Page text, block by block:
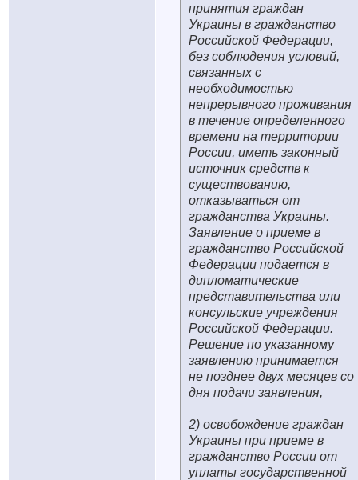
принятия граждан
Украины в гражданство
Российской Федерации,
без соблюдения условий,
связанных с
необходимостью
непрерывного проживания
в течение определенного
времени на территории
России, иметь законный
источник средств к
существованию,
отказываться от
гражданства Украины.
Заявление о приеме в
гражданство Российской
Федерации подается в
дипломатические
представительства или
консульские учреждения
Российской Федерации.
Решение по указанному
заявлению принимается
не позднее двух месяцев со
дня подачи заявления,
2) освобождение граждан
Украины при приеме в
гражданство России от
уплаты государственной